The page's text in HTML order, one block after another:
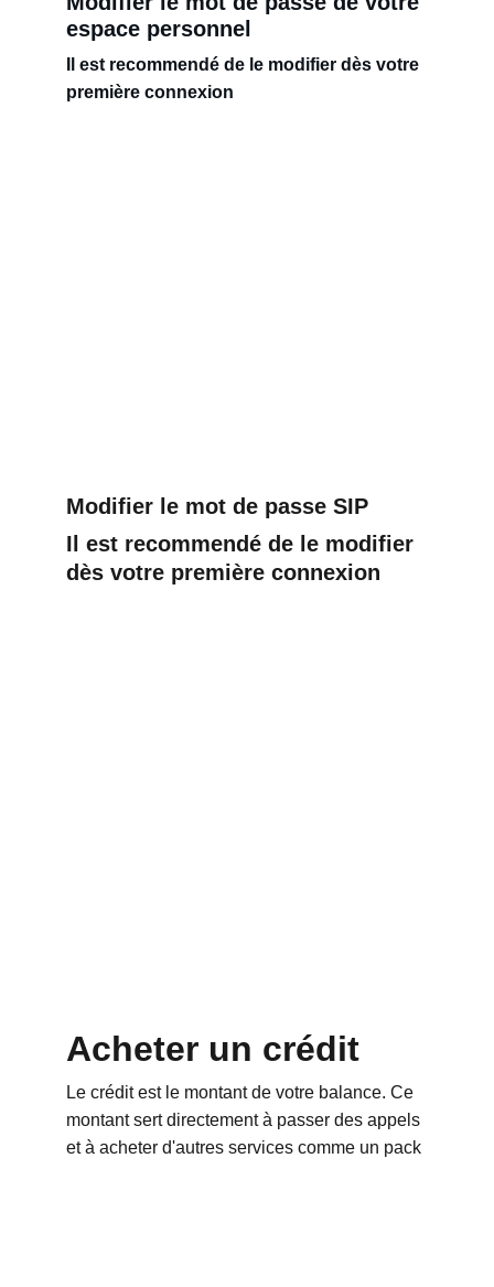
espace personnel
Il est recommendé de le modifier dès votre
première connexion
Modifier le mot de passe SIP
Il est recommendé de le modifier
dès votre première connexion
Acheter un crédit
Le crédit est le montant de votre balance. Ce
montant sert directement à passer des appels
et à acheter d'autres services comme un pack